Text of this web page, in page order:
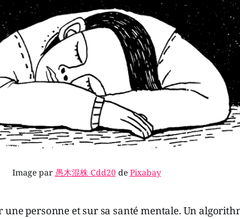
Image par 愚木混株 Cdd20de Pixabay
une personne et sur sa santé mentale. Un